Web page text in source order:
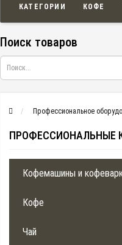
КАТЕГОРИИ КОФЕ
Поиск товаров
Профессиональное
ПРОФЕССИОНАЛЬНЫЕ
Кофемашины и
Кофе
Чай